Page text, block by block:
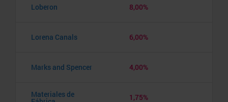
Loberon 8,00%
Lorena Canals 6,00%
Marks and Spencer 4,00%
Materiales de 1,75%